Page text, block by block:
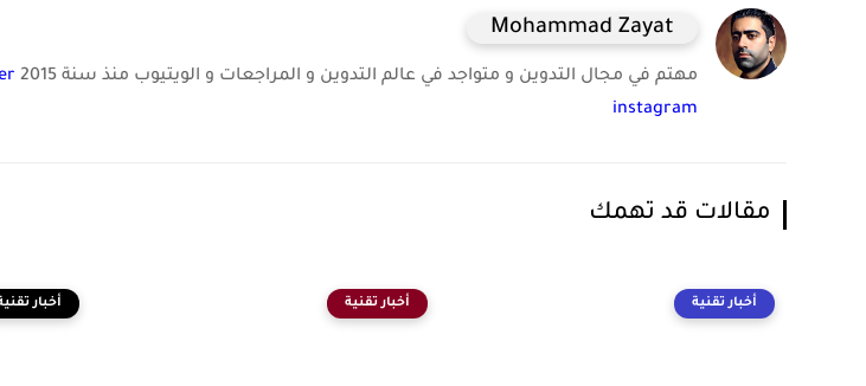
Mohammad Zayat
مهتم في مجال التدوين و متواجد في عالم التدوين و المراجعات و الويتيوب منذ سنة 2015
instagram
مقالات قد تهمك
أخبار تقنية أخبار تقنية أخبار